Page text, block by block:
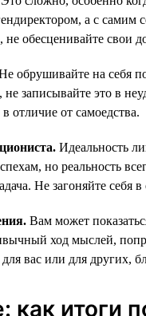
а с самим
не обесценивайте свои
обрушивайте на себя
записывайте это в
отличие от самоедства.
Идеальность
но реальность
Не загоняйте себя
Вам может
ход мыслей,
вас или для других,
итоги